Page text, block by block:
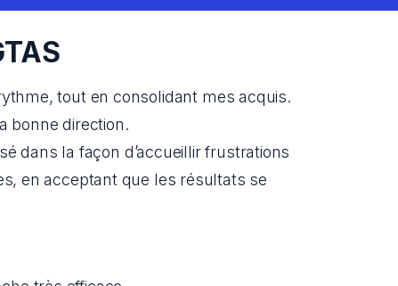
tout en consolidant mes acquis.
bonne direction.
dans la façon d’accueillir frustrations
en acceptant que les résultats se